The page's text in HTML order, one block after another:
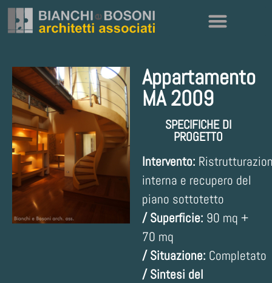
Appartamento
MA 2009
SPECIFICHE DI
PROGETTO
Intervento:
interna e recupero del
piano sottotetto
/Superficie: 90 mq +
70 mq
/Situazione: Completato
/Sintesi del